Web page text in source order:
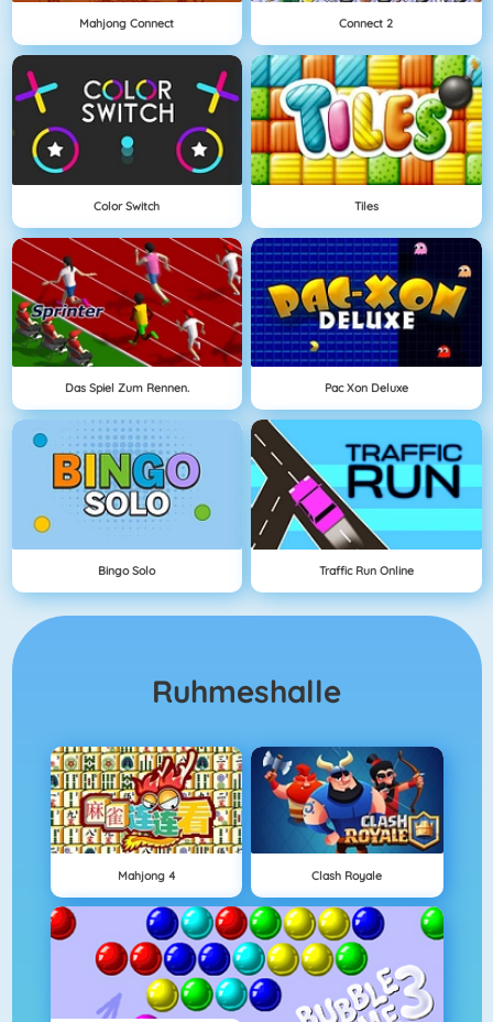
Mahjong Connect Connect 2
Color Switch Tiles
Das Spiel Zum Rennen. Pac Xon Deluxe
Bingo Solo Traffic Run Online
Ruhmeshalle
Mahjong 4 Clash Royale